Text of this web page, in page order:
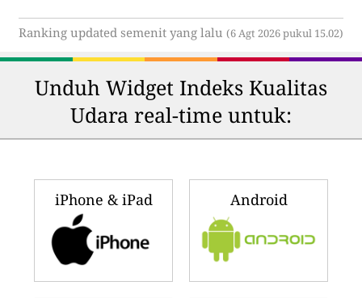
Ranking updated semenit yang lalu (6 Agt 2026 pukul 15.02)
Unduh Widget Indeks Kualitas
Udara real-time untuk:
iPhone & iPad Android